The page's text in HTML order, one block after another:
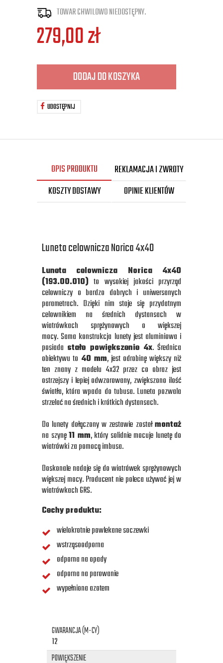
TOWAR CHWILOWO NIEDOSTĘPNY.
279,00zł
DODAJ DO KOSZYKA
UDOSTĘPNIJ
OPIS PRODUKTU
REKLAMACJA I ZWROTY
KOSZTY DOSTAWY
OPINIE KLIENTÓW
Luneta celownicza Norica 4x40
Luneta celownicza Norica 4x40
(193.00.010) to wysokiej jakości przyrząd
celowniczy o bardzo dobrych i uniwersanych
parametrach. Dzięki nim staje się przydatnym
celownikiem na średnich dystansach w
wiatrówkach sprężynowych o większej
mocy. Sama konstrukcja lunety jest aluminiowa i
posiada stałe powiększenie 4x. Średnica
obiektywu to 40 mm, jest odrobinę większy niż
ten znany z modelu 4x32 przez co obraz jest
ostrzejszy i lepiej odwzorowany, zwiększono ilość
światła, która wpada do tubusa. Luneta pozwala
strzelać na średnich i krótkich dystansach.
Do lunety dołączony w zestawie zostałmontaż
na szynę11 mm, który solidnie mocuje lunetę do
wiatrówki za pomocą imbusa.
Doskonale nadaje się do wiatrówek sprężynowych
większej mocy. Producent nie poleca używać jej w
wiatrówkach GRS.
Cechy produktu:
wielokrotnie powlekane soczewki
wstrząsoodporna
odporna na opady
odporna na parowanie
wypełniona azotem
GWARANCJA (M-CY)
12
POWIĘKSZENIE